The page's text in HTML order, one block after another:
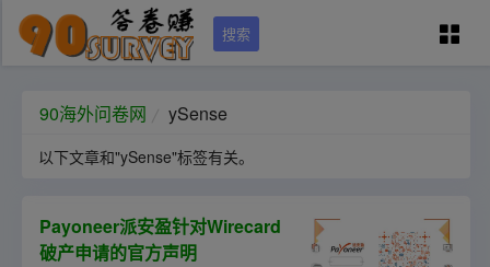
搜索
学员专区
国外调查培训
90海外问卷网 ySense
以下文章和"ySense"标签有关。
Payoneer派安盈针对Wirecard
破产申请的官方声明